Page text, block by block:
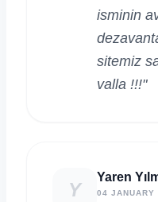
isminin
sitemiz
valla !!!"
Y
Yaren
04 JANUARY